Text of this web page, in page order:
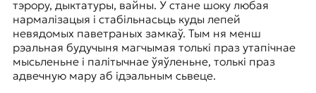
тэрору, дыктатуры, вайны. У стане шоку любая
нармалізацыя і стабільнасьць куды лепей
невядомых паветраных замкаў. Тым ня менш
рэальная будучыня магчымая толькі праз утапічнае
мысьленьне і палітычнае ўяўленьне, толькі праз
адвечную мару аб ідэальным сьвеце.